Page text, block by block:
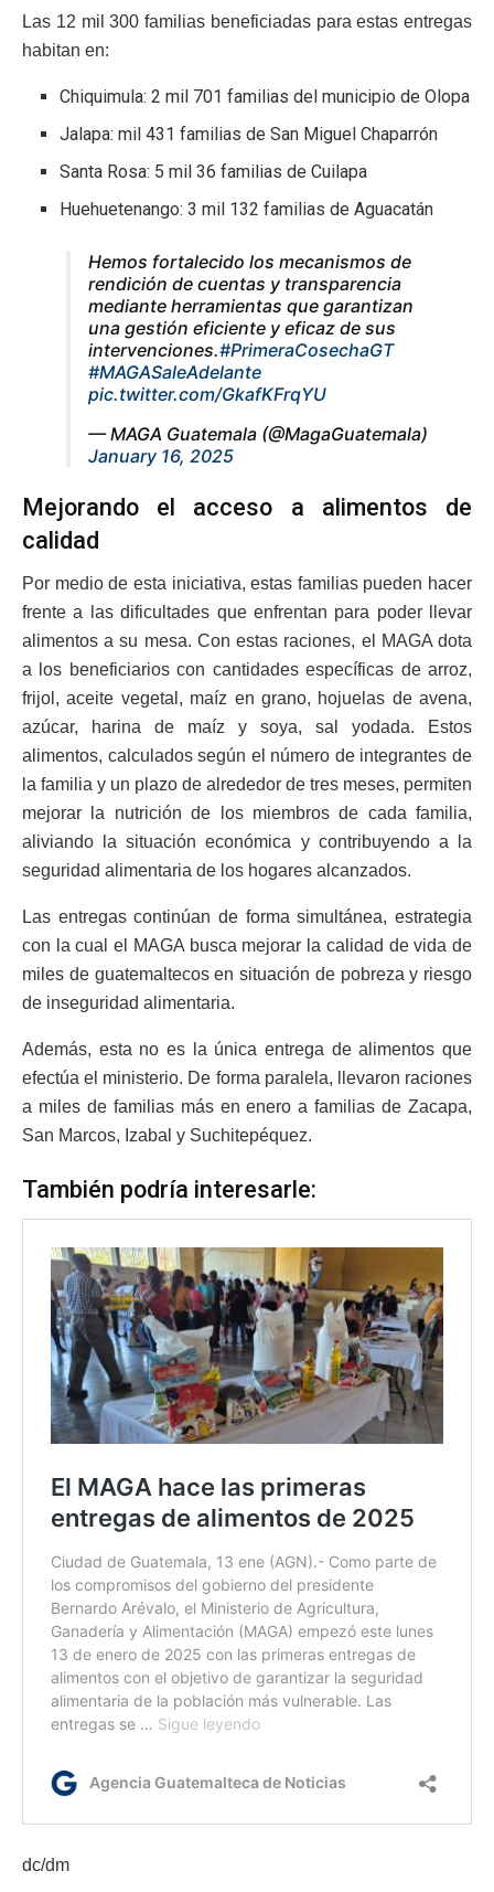
Las 12 mil 300 familias beneficiadas para estas entregas
habitan en:
Chiquimula: 2 mil 701 familias del municipio de Olopa
Jalapa: mil 431 familias de San Miguel Chaparrón
Santa Rosa: 5 mil 36 familias de Cuilapa
Huehuetenango: 3 mil 132 familias de Aguacatán
Hemos fortalecido los mecanismos de
rendición de cuentas y transparencia
mediante herramientas que garantizan
una gestión eficiente y eficaz de sus
intervenciones.#PrimeraCosechaGT
#MAGASaleAdelante
pic.twitter.com/GkafKFrqYU
— MAGA Guatemala (@MagaGuatemala)
January 16, 2025
Mejorando el acceso a alimentos de
calidad
Por medio de esta iniciativa, estas familias pueden hacer
frente a las dificultades que enfrentan para poder llevar
alimentos a su mesa. Con estas raciones, el MAGA dota
a los beneficiarios con cantidades específicas de arroz,
frijol, aceite vegetal, maíz en grano, hojuelas de avena,
azúcar, harina de maíz y soya, sal yodada. Estos
alimentos, calculados según el número de integrantes de
la familia y un plazo de alrededor de tres meses, permiten
mejorar la nutrición de los miembros de cada familia,
aliviando la situación económica y contribuyendo a la
seguridad alimentaria de los hogares alcanzados.
Las entregas continúan de forma simultánea, estrategia
con la cual el MAGA busca mejorar la calidad de vida de
miles de guatemaltecos en situación de pobreza y riesgo
de inseguridad alimentaria.
Además, esta no es la única entrega de alimentos que
efectúa el ministerio. De forma paralela, llevaron raciones
a miles de familias más en enero a familias de Zacapa,
San Marcos, Izabal y Suchitepéquez.
También podría interesarle:
dc/dm